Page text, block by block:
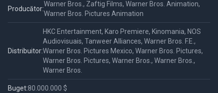
Producător:
Warner Bros., Zaftig Films, Warner Bros. Animation,
Warner Bros. Pictures Animation
Distribuitor:
HKC Entertainment, Karo Premiere, Kinomania, NOS
Audiovisuais, Tanweer Alliances, Warner Bros. F.E.,
Warner Bros. Pictures Mexico, Warner Bros. Pictures,
Warner Bros. Pictures, Warner Bros., Warner Bros.,
Warner Bros.
Buget:80.000.000 $